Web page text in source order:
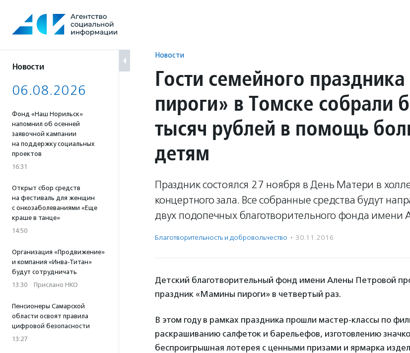
содержанию
Новости
06.08.2026
Фонд «Наш Норильск»
напомнил об осенней
заявочной кампании
на поддержку социальных
проектов
16:31
Открыт сбор средств
на фестиваль для женщин
с онкозаболеваниями «Еще
краше в танце»
14:50
Организация «Продвижение»
и компания «Инва-Титан»
будут сотрудничать
13:30 · Прислано НКО
Пенсионеры Самарской
области освоят правила
цифровой безопасности
13:27
Новости
Гости семейного
пироги» в Томске собрали
тысяч рублей в помощь
детям
Праздник состоялся 27 ноября в День Матери в
концертного зала. Все собранные средства будут
двух подопечных благотворительного фонда имени
Благотвори­тель­ность и доброволь­чест­во · 30.11.2016
Детский благотворительный фонд имени Алены Петровой
праздник «Мамины пироги» в четвертый раз.
В этом году в рамках праздника прошли мастер-классы по
раскрашиванию салфеток и барельефов, изготовлению
беспроигрышная лотерея с ценными призами и ярмарка